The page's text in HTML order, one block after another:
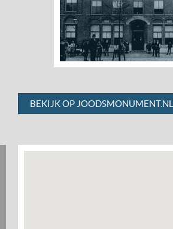
BEKIJK OP JOODSMONUMENT.NL